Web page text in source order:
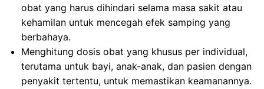
obat yang harus dihindari selama masa sakit atau
kehamilan untuk mencegah efek samping yang
berbahaya.
Menghitung dosis obat yang khusus per individual,
terutama untuk bayi, anak-anak, dan pasien dengan
penyakit tertentu, untuk memastikan keamanannya.